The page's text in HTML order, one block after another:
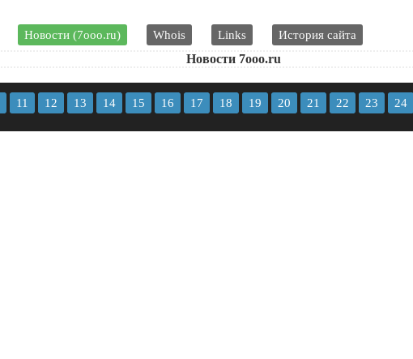
Новости (7ooo.ru) Whois Links История сайта
Новости 7ooo.ru
11 12 13 14 15 16 17 18 19 20 21 22 23 24